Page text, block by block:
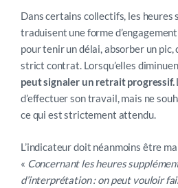
Dans certains collectifs, les heures
traduisent une forme
pour tenir un délai, absorber un
strict contrat. Lorsqu’elles
peut signaler un retrait progressif.
d’effectuer son travail, mais ne
ce qui est strictement attendu.
L’indicateur doit néanmoins être
« Concernant les heures
d’interprétation : on peut vouloir